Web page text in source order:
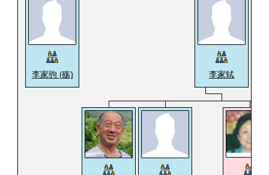
李家驹 (殇) 李家轼